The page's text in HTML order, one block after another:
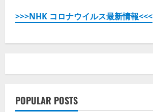
>>>NHK コロナウイルス最新情報<<<
POPULAR POSTS